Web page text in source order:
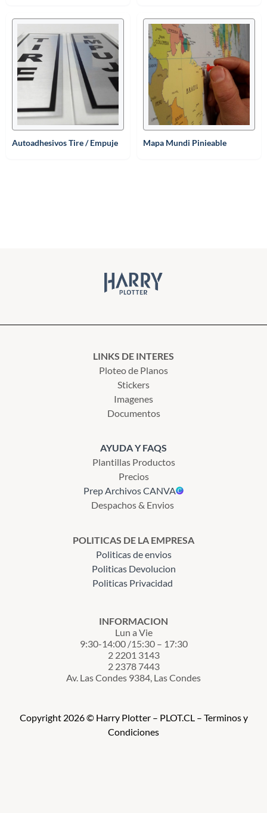
Autoadhesivos Tire / Empuje Mapa Mundi Pinieable
LINKS DE INTERES
Ploteo de Planos
Stickers
Imagenes
Documentos
AYUDA Y FAQS
Plantillas Productos
Precios
Prep Archivos CANVA
Despachos & Envios
POLITICAS DE LA EMPRESA
Politicas de envios
Politicas Devolucion
Politicas Privacidad
INFORMACION
Lun a Vie
9:30-14:00 /15:30 – 17:30
2 2201 3143
2 2378 7443
Av. Las Condes 9384, Las Condes
Copyright 2026 © Harry Plotter – PLOT.CL – Terminos y
Condiciones